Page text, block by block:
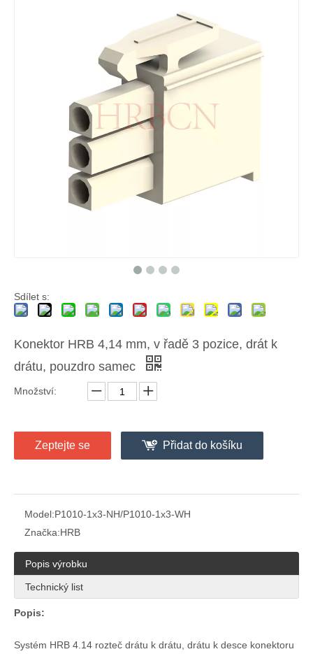
4.14 Dvouřadé mužské pouzdro mužský terminál
HRB konektor 4,14 mm, Matrix 9 pozic, UL94V-2 Třířadý kryt krytky, Zásuvka,
Elektrický konektor 4,14mm krimpovacího pouzdra s montážními očky Konektor FL-4,14mm s vnitřním krytem s uchy pro montáž na panel
Sdílet s:
Konektor HRB 4,14 mm, v řadě 3 pozice, drát k
drátu, pouzdro samec
Množství:
Zeptejte se Přidat do košíku
Model:P1010-1x3-NH/P1010-1x3-WH
Značka:HRB
Popis výrobku
Technický list
Popis:
Systém HRB 4.14 rozteč drátu k drátu, drátu k desce konektoru